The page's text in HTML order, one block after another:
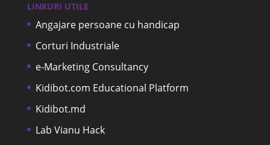
LINKURI UTILE
Angajare persoane cu handicap
Corturi Industriale
e-Marketing Consultancy
Kidibot.com Educational Platform
Kidibot.md
Lab Vianu Hack